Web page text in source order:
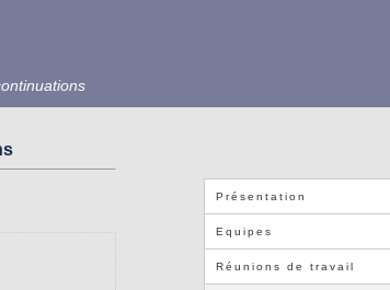
Présentation
Equipes
Réunions de travail